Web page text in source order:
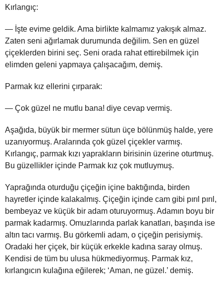
Kırlangıç:
— İşte evime geldik. Ama birlikte kalmamız yakışık almaz.
Zaten seni ağırlamak durumunda değilim. Sen en güzel
çiçeklerden birini seç. Seni orada rahat ettirebilmek için
elimden geleni yapmaya çalışacağım, demiş.
Parmak kız ellerini çırparak:
— Çok güzel ne mutlu bana! diye cevap vermiş.
Aşağıda, büyük bir mermer sütun üçe bölünmüş halde, yere
uzanıyormuş. Aralarında çok güzel çiçekler varmış.
Kırlangıç, parmak kızı yaprakların birisinin üzerine oturtmuş.
Bu güzellikler içinde Parmak kız çok mutluymuş.
Yaprağında oturduğu çiçeğin içine baktığında, birden
hayretler içinde kalakalmış. Çiçeğin içinde cam gibi pırıl pırıl,
bembeyaz ve küçük bir adam oturuyormuş. Adamın boyu bir
parmak kadarmış. Omuzlarında parlak kanatları, başında ise
altın tacı varmış. Bu görkemli adam, o çiçeğin perisiymiş.
Oradaki her çiçek, bir küçük erkekle kadına saray olmuş.
Kendisi de tüm bu ulusa hükmediyormuş. Parmak kız,
kırlangıcın kulağına eğilerek; ‘Aman, ne güzel.’ demiş.